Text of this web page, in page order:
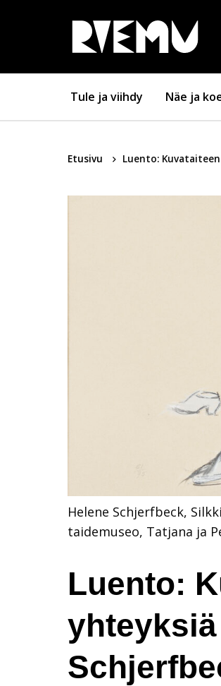
Tule ja viihdy Näe ja
Etusivu Luento:
Helene Schjerfbeck,
taidemuseo, Tatjana ja
Luento:
yhteyksiä